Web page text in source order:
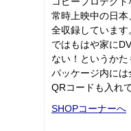
常時上映中の日
全収録していま
ではもはや家に
ない！というかた
パッケージ内に
QRコードも入れ
SHOPコーナーへ